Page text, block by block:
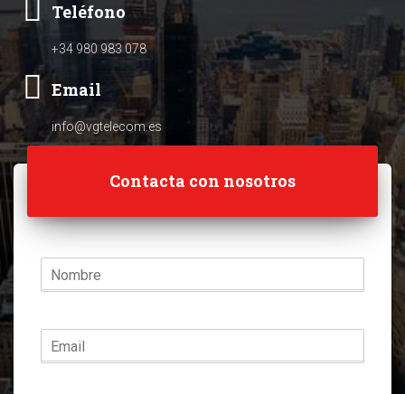
Teléfono
+34 980 983 078
Email
info@vgtelecom.es
Contacta con nosotros